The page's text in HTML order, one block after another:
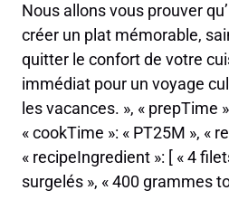
Nous allons vous prouver
créer un plat mémorable,
quitter le confort de votre
immédiat pour un voyage
les vacances. », « prepTime
« cookTime »: « PT25M », «
« recipeIngredient »: [ « 4
surgelés », « 400 grammes